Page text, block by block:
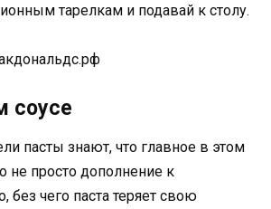
тарелкам и подавай к столу.
соусе
пасты знают, что главное в этом
не просто дополнение к
без чего паста теряет свою